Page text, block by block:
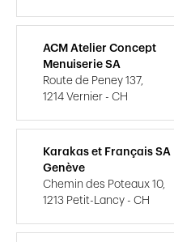
ACM Atelier Concept
Menuiserie SA
Route de Peney 137,
1214 Vernier - CH
Karakas et Français SA |
Genève
Chemin des Poteaux 10,
1213 Petit-Lancy - CH